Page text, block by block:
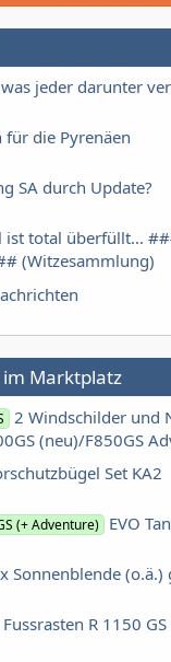
jeder darunter
die Pyrenäen
SA durch Update?
total überfüllt...
(Witzesammlung)
Marktplatz
2 Windschilder und
(neu)/F850GS
Set KA2
(+ Adventure) EVO
Sonnenblende (o.ä.)
R 1150 GS